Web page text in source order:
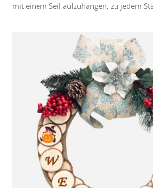
mit einem Seil aufzuhängen, zu jedem